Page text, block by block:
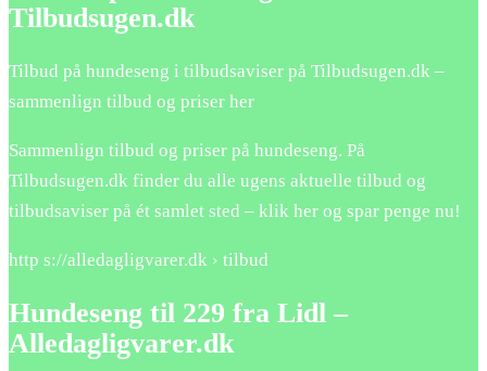
Tilbudsugen.dk
Tilbud på hundeseng i tilbudsaviser på Tilbudsugen.dk –
sammenlign tilbud og priser her
Sammenlign tilbud og priser på hundeseng. På
Tilbudsugen.dk finder du alle ugens aktuelle tilbud og
tilbudsaviser på ét samlet sted – klik her og spar penge nu!
http s://alledagligvarer.dk › tilbud
Hundeseng til 229 fra Lidl –
Alledagligvarer.dk